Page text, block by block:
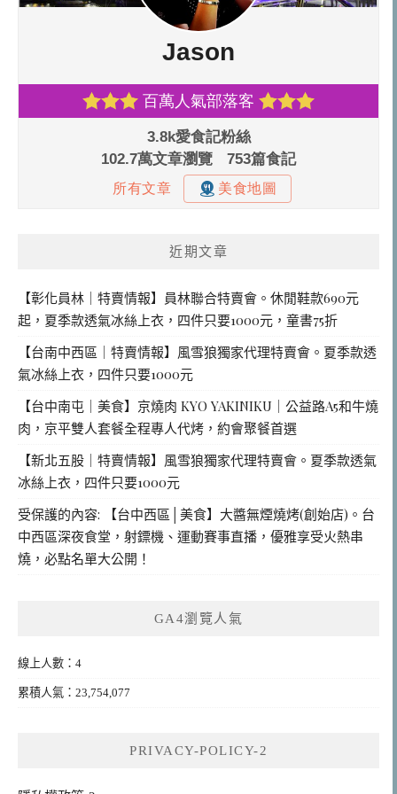
近期文章
【彰化員林｜特賣情報】員林聯合特賣會。休閒鞋款690元
起，夏季款透氣冰絲上衣，四件只要1000元，童書75折
【台南中西區｜特賣情報】風雪狼獨家代理特賣會。夏季款透
氣冰絲上衣，四件只要1000元
【台中南屯｜美食】京燒肉 KYO YAKINIKU｜公益路A5和牛燒
肉，京平雙人套餐全程專人代烤，約會聚餐首選
【新北五股｜特賣情報】風雪狼獨家代理特賣會。夏季款透氣
冰絲上衣，四件只要1000元
受保護的內容: 【台中西區│美食】大醬無煙燒烤(創始店)。台
中西區深夜食堂，射鏢機、運動賽事直播，優雅享受火熱串
燒，必點名單大公開！
GA4瀏覽人氣
線上人數：4
累積人氣：23,754,077
PRIVACY-POLICY-2